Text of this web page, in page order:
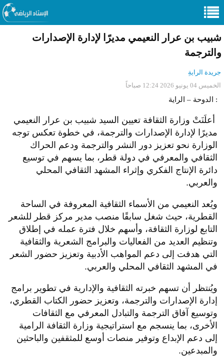
شبيب بن عرار النعيمي مديرًا لإدارة الإصدارات
والترجمة
جريدة الرايةِ
الخميس 04 يونيو 2026 12:24 صباحاً
الدوحة – الراية :
أعلَنَتْ وزارة الثقافة تعيين السيد شبيب بن عرار النعيمي
مديرًا لإدارة الإصدارات والترجمة، في خطوة تعكس توجه
الوزارة نحو تعزيز دور النشر والترجمة ودعم الحراك
الثقافي والمعرفي في دولة قطر، بما يسهم في توسيع
دائرة الإنتاج الفكري وإثراء المشهد الثقافي المحلي
والعربي.
ويُعد النعيمي من الأسماء الثقافية المعروفة في الساحة
القطرية، حيث شغل سابقًا منصب مدير مركز قطر للشعر
التابع لوزارة الثقافة، وأسهم خلال فترة عمله في إطلاق
وتنظيم العديد من الفعاليات والبرامج الشعرية والثقافية
التي هدفت إلى دعم المواهب الأدبية وتعزيز حضور الشعر
في المشهد الثقافي المحلي والعربي.
ويُنتظر أن تسهم خبرته الثقافية والإدارية في تطوير برامج
إدارة الإصدارات والترجمة، وتعزيز حضور الكتاب القطري،
وتوسيع آفاق الترجمة والتبادل المعرفي مع الثقافات
الأخرى، بما ينسجم مع استراتيجية وزارة الثقافة الرامية
إلى دعم الإبداع وتوفير منصات أوسع للمثقفين والباحثين
والمبدعين.